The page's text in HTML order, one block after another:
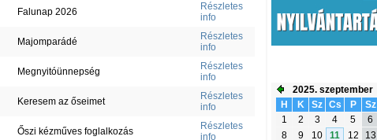
Falunap 2026
Részletes
info
Majomparádé
Részletes
info
Megnyitóünnepség
Részletes
info
Keresem az őseimet
Részletes
info
Őszi kézműves foglalkozás
Részletes
info
2025. szeptember
H
K Sz Cs P Sz
1
2 3 4 5 6
8
9 10 11 12 13